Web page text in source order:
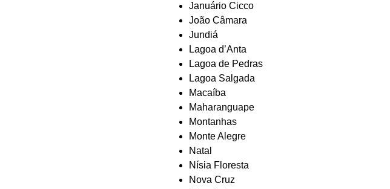
Januário Cicco
João Câmara
Jundiá
Lagoa d’Anta
Lagoa de Pedras
Lagoa Salgada
Macaíba
Maharanguape
Montanhas
Monte Alegre
Natal
Nísia Floresta
Nova Cruz